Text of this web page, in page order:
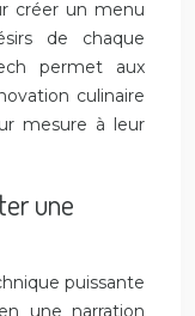
créer un menu
de chaque
permet aux
culinaire
mesure à leur
une
puissante
une narration